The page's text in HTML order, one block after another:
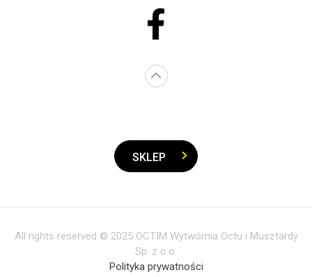
SKLEP
All rights reserved © 2025 OCTIM Wytwórnia Octu i Musztardy
Sp. z o.o.
Polityka prywatności